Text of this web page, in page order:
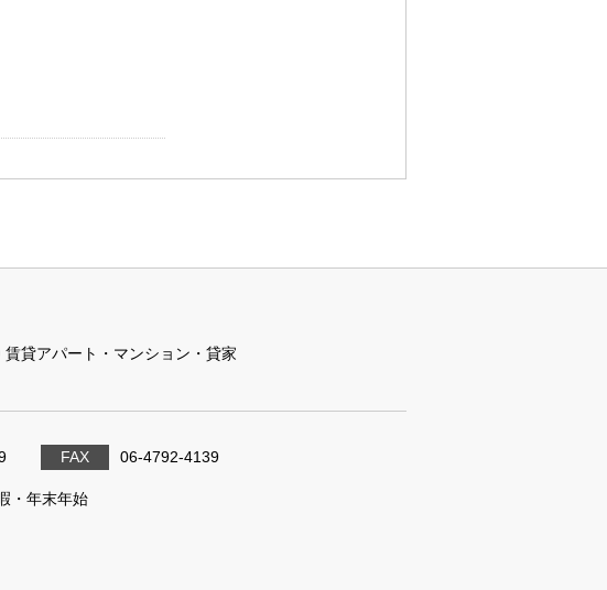
賃貸アパート・マンション・貸家
FAX 06-4792-4139
・年末年始